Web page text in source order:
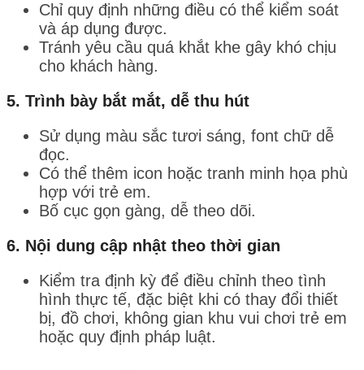
Chỉ quy định những điều có thể kiểm soát
và áp dụng được.
Tránh yêu cầu quá khắt khe gây khó chịu
cho khách hàng.
5. Trình bày bắt mắt, dễ thu hút
Sử dụng màu sắc tươi sáng, font chữ dễ
đọc.
Có thể thêm icon hoặc tranh minh họa phù
hợp với trẻ em.
Bố cục gọn gàng, dễ theo dõi.
6. Nội dung cập nhật theo thời gian
Kiểm tra định kỳ để điều chỉnh theo tình
hình thực tế, đặc biệt khi có thay đổi thiết
bị, đồ chơi, không gian khu vui chơi trẻ em
hoặc quy định pháp luật.